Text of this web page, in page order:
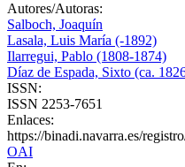
Autores/Autoras:
Salboch, Joaquín
Lasala, Luis María (-1892)
Ilarregui, Pablo (1808-1874)
Díaz de Espada, Sixto (ca.
ISSN:
ISSN 2253-7651
Enlaces:
https://binadi.navarra.es/
OAI